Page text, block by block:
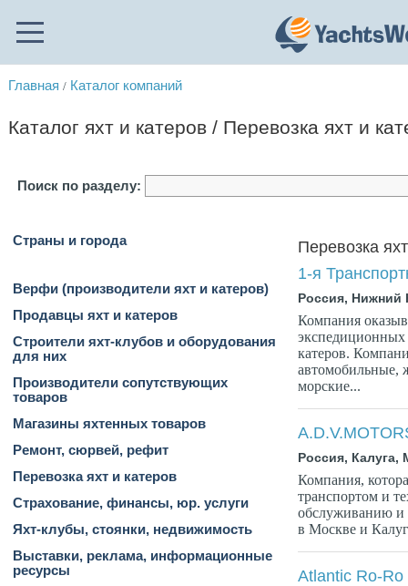
Главная / Каталог компаний
Каталог яхт и катеров / Перевозка яхт и
Поиск по разделу:
Страны и города
Верфи (производители яхт и катеров)
Продавцы яхт и катеров
Строители яхт-клубов и оборудования
для них
Производители сопутствующих
товаров
Магазины яхтенных товаров
Ремонт, сюрвей, рефит
Перевозка яхт и катеров
Страхование, финансы, юр. услуги
Яхт-клубы, стоянки, недвижимость
Выставки, реклама, информационные
ресурсы
Перевозка
1-я
Россия, Нижний
Компания
экспедиционных
катеров.
автомобильные,
морские...
Россия, Калуга,
Компания,
транспортом и
обслуживанию и
в Москве и
Atlantic Ro-